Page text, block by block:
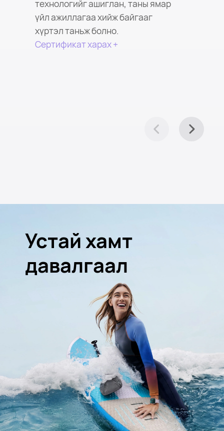
технологийг ашиглан, таны ямар
үйл ажиллагаа хийж байгааг
хүртэл таньж болно.
Сертификат харах +
Устай хамт
давалгаал